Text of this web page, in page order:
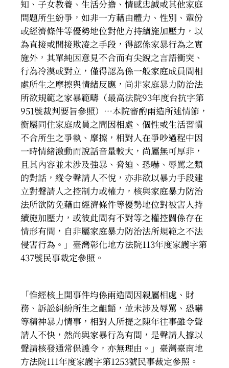
知、子女教養、生活分擔、情感忠誠或其他家庭
問題所生紛爭，如非一方藉由體力、性別、輩份
或經濟條件等優勢地位對他方持續施加壓力，以
為直接或間接欺凌之手段，得認係家暴行為之實
施外，其單純因意見不合而有尖銳之言語衝突、
行為冷漠或對立，僅得認為係一般家庭成員間相
處所生之摩擦與情緒反應，尚非家庭暴力防治法
所欲規範之家暴範疇（最高法院93年度台抗字第
951號裁判要旨參照）…本院審酌兩造所述情節，
衡屬同住家庭成員之間因相處、個性或生活習慣
不合所生之爭執、摩擦，相對人在爭吵過程中因
一時情緒激動而說話音量較大，尚屬無可厚非，
且其內容並未涉及強暴、脅迫、恐嚇、辱罵之類
的對話，縱令聲請人不悅，亦非欲以暴力手段建
立對聲請人之控制力或權力，核與家庭暴力防治
法所欲防免藉由經濟條件等優勢地位對被害人持
續施加壓力，或彼此間有不對等之權控關係存在
情形有間，自非屬家庭暴力防治法所規範之不法
侵害行為。」臺灣彰化地方法院113年度家護字第
437號民事裁定參照。
「惟經核上開事件均係兩造間因親屬相處、財
務、訴訟糾紛所生之齟齬，並未涉及辱罵、恐嚇
等精神暴力情事，相對人所提之陳年往事雖令聲
請人不快，然尚與家暴行為有間，是聲請人據以
聲請核發通常保護令，亦無理由。」臺灣臺南地
方法院111年度家護字第1253號民事裁定參照。